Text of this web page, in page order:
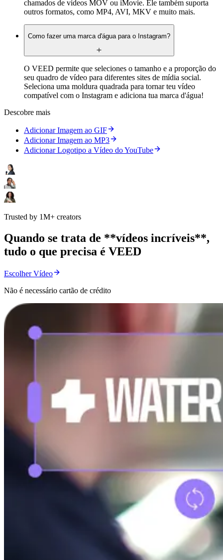
chamados de vídeos MOV ou iMovie. Ele também suporta
outros formatos, como MP4, AVI, MKV e muito mais.
Como fazer uma marca d'água para o Instagram?
O VEED permite que seleciones o tamanho e a proporção do
seu quadro de vídeo para diferentes sites de mídia social.
Seleciona uma moldura quadrada para tornar teu vídeo
compatível com o Instagram e adiciona tua marca d'água!
Descobre mais
Adicionar Imagem ao GIF
Adicionar Imagem ao MP3
Adicionar Logotipo a Vídeo do YouTube
Trusted by 1M+ creators
Quando se trata de **vídeos incríveis**,
tudo o que precisa é VEED
Escolher Vídeo
Não é necessário cartão de crédito